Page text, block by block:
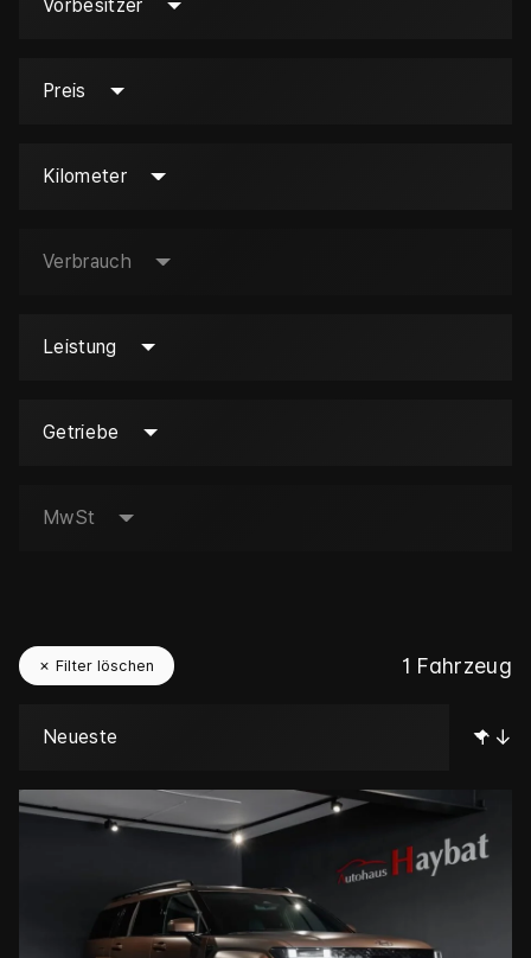
Vorbesitzer
Preis
Kilometer
Verbrauch
Leistung
Getriebe
MwSt
↑↓
✗ Filter löschen 1 Fahrzeug